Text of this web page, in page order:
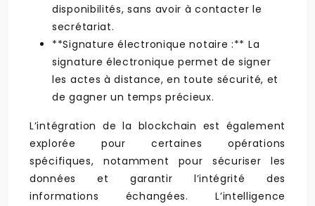
disponibilités, sans avoir à contacter le
secrétariat.
**Signature électronique notaire :** La
signature électronique permet de signer
les actes à distance, en toute sécurité, et
de gagner un temps précieux.
L’intégration de la blockchain est également
explorée pour certaines opérations
spécifiques, notamment pour sécuriser les
données et garantir l’intégrité des
informations échangées. L’intelligence